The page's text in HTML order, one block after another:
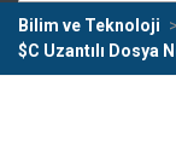
Bilim ve Teknoloji
$C Uzantılı Dosya